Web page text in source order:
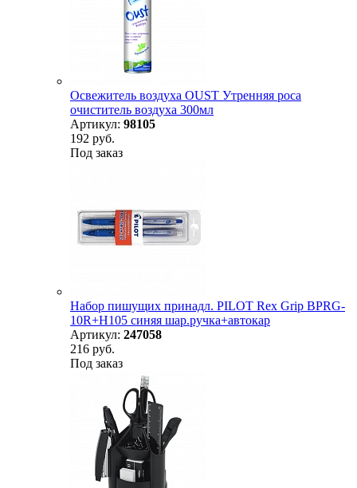
Освежитель воздуха OUST Утренняя роса
очиститель воздуха 300мл
Артикул: 98105
192 руб.
Под заказ
Набор пишущих принадл. PILOT Rex Grip BPRG-
10R+H105 синяя шар.ручка+автокар
Артикул: 247058
216 руб.
Под заказ